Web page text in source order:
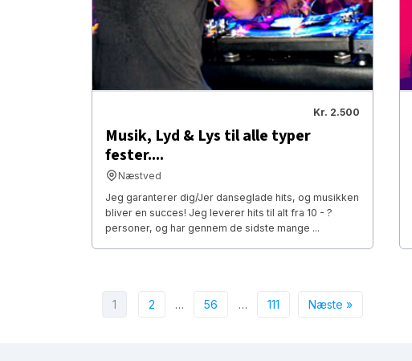
Kr. 2.500
Musik, Lyd & Lys til alle typer
fester....
Næstved
Jeg garanterer dig/Jer danseglade hits, og musikken
bliver en succes! Jeg leverer hits til alt fra 10 - ?
personer, og har gennem de sidste mange ...
1 2 … 56 … 111 Næste »